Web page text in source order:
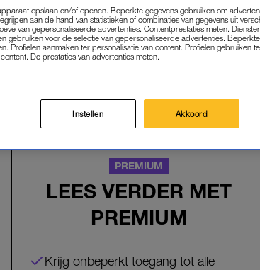
GELDER OVER
WORDT STEEDS
WE
FAMILIE|HET LEGE NEST
29-06-2026 LINDA.
PREMIUM
LEES VERDER MET
PREMIUM
Krijg onbeperkt toegang tot alle
opslaan en/of openen. Beperkte gegevens gebruiken om
aan de hand van statistieken of combinaties van gegevens uit
van gepersonaliseerde advertenties. Contentprestaties meten.
gebruiken voor de selectie van gepersonaliseerde advertenties.
Profielen aanmaken ter personalisatie van content. Profielen gebruiken
De prestaties van advertenties meten.
Instellen Akkoord